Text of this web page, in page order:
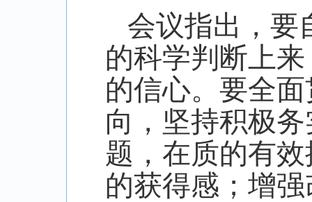
会议指出，要
的科学判断上
的信心。要全
向，坚持积极
题，在质的有
的获得感；增